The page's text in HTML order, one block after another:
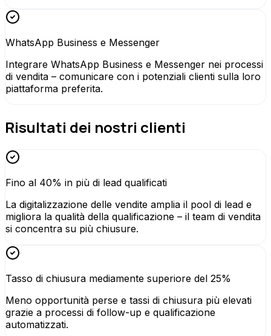
WhatsApp Business e Messenger
Integrare WhatsApp Business e Messenger nei processi
di vendita – comunicare con i potenziali clienti sulla loro
piattaforma preferita.
Risultati dei nostri clienti
Fino al 40% in più di lead qualificati
La digitalizzazione delle vendite amplia il pool di lead e
migliora la qualità della qualificazione – il team di vendita
si concentra su più chiusure.
Tasso di chiusura mediamente superiore del 25%
Meno opportunità perse e tassi di chiusura più elevati
grazie a processi di follow-up e qualificazione
automatizzati.